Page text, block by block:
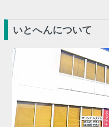
いとへんについて